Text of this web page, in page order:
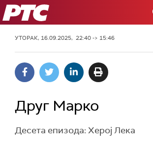
РТС
УТОРАК, 16.09.2025, 22:40 -> 15:46
Друг Марко
Десета епизода: Херој Лека